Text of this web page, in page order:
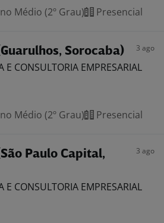
Médio (2º Grau) Presencial
Sorocaba) 3 ago
E CONSULTORIA EMPRESARIAL
Médio (2º Grau) Presencial
Paulo Capital,
3 ago
E CONSULTORIA EMPRESARIAL